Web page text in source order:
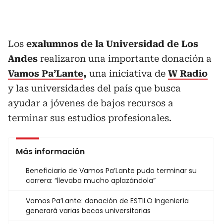
Los exalumnos de la Universidad de Los
Andes realizaron una importante donación a
Vamos Pa’Lante, una iniciativa de W Radio
y las universidades del país que busca
ayudar a jóvenes de bajos recursos a
terminar sus estudios profesionales.
Más información
Beneficiario de Vamos Pa’Lante pudo terminar su
carrera: “llevaba mucho aplazándola”
Vamos Pa’Lante: donación de ESTILO Ingeniería
generará varias becas universitarias